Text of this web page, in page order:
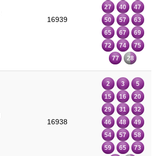
16939
27
40
47
50
57
63
65
67
69
72
74
75
77
28
16938
2 3
5
15
16
20
29
31
32
46
48
49
54
57
58
59
65
73